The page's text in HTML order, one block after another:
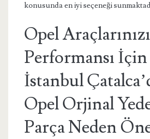
konusunda en iyi seçeneği
Opel
Performansı İçin
İstanbul
Opel Orjinal
Parça Neden